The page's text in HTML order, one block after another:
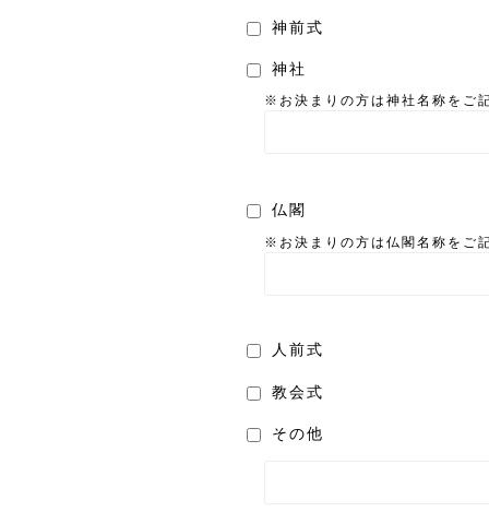
神前式
神社
仏閣
人前式
教会式
その他
※お決まりの方は神社名称をご
※お決まりの方は仏閣名称をご